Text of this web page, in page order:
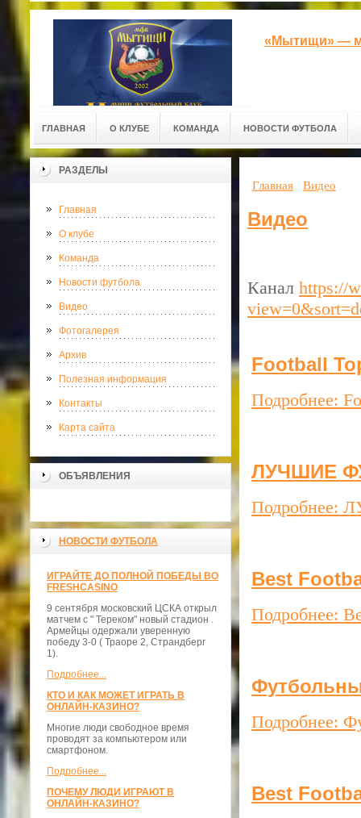
«Мытищи» —
ГЛАВНАЯ О КЛУБЕ КОМАНДА НОВОСТИ ФУТБОЛА
РАЗДЕЛЫ
Главная
О клубе
Команда
Новости футбола
Видео
Фотогалерея
Архив
Полезная информация
Контакты
Карта сайта
ОБЪЯВЛЕНИЯ
НОВОСТИ ФУТБОЛА
ИГРАЙТЕ ДО ПОЛНОЙ ПОБЕДЫ ВО
FRESHCASINO
9 сентября московский ЦСКА открыл
матчем с " Тереком" новый стадион .
Армейцы одержали уверенную
победу 3-0 ( Траоре 2, Страндберг
1).
Подробнее...
КТО И КАК МОЖЕТ ИГРАТЬ В
ОНЛАЙН-КАЗИНО?
Многие люди свободное время
проводят за компьютером или
смартфоном.
Подробнее...
ПОЧЕМУ ЛЮДИ ИГРАЮТ В
ОНЛАЙН-КАЗИНО?
Главная Видео
Видео
Канал https://
Football
Подробнее:
ЛУЧШИЕ
Best
Подробнее:
Подробнее:
Best